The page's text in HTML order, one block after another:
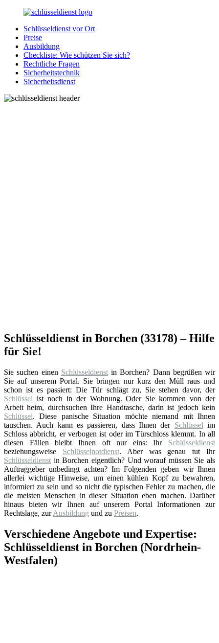
Zurück
Inhalt
SchluesseldienstDirekt.de
Ihre
Notlage
wird
gelöst!
Schlüsseldienst vor Ort
Preise
Ausbildung
Checkliste: Wie schützen Sie sich?
Rechtliche Fragen
Sicherheitstechnik
Sicherheitsdienst
Schlüsseldienst in Borchen (33178) – Hilfe
für Sie!
Sie suchen einen Schlüsseldienstin Borchen? Dann begrüßen wir
Sie auf unserem Portal. Sie bringen nur kurz den Müll raus und
schon ist es passiert: Die Tür schlägt zu, Sie stehen davor, der
Schlüssel ist noch in der Wohnung. Oder Sie kommen von der
Arbeit heim, durchsuchen Ihre Handtasche, darin ist jedoch kein
Schlüssel. Diese panische Situation möchte niemand mit Ihnen
tauschen. Auch kann es passieren, dass Ihnen der Schlüssel im
Schloss abbricht, er verbogen ist oder im Türschloss klemmt. In all
diesen Fällen bleibt Ihnen oft nur eins: Ihr Schlüsseldienst
beziehungsweise Schlüsselnotdienst. Aber was genau tut Ihr
Schlüsseldienst in Borchen eigentlich? Und worauf müssen Sie als
Auftraggeber unbedingt achten? Im Folgenden geben wir Ihnen
allerlei wichtige Hinweise, um einen kühlen Kopf zu bewahren,
informiert zu sein und so nicht die typischen Fehler zu machen, die
die meisten Menschen in dieser Situation eben machen. Darüber
hinaus bieten wir Ihnen auf unserem Portal Informationen zur
Rechtslage, zurAusbildung und zu Preisen.
Verschiedene Angebote und Expertise:
Schlüsseldienst in Borchen (Nordrhein-
Westfalen)